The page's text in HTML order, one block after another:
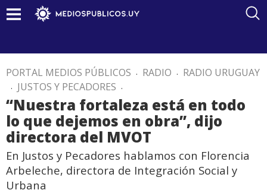
PORTAL MEDIOS PÚBLICOS . RADIO . RADIO URUGUAY
. JUSTOS Y PECADORES .
“Nuestra fortaleza está en todo
lo que dejemos en obra”, dijo
directora del MVOT
En Justos y Pecadores hablamos con Florencia
Arbeleche, directora de Integración Social y
Urbana